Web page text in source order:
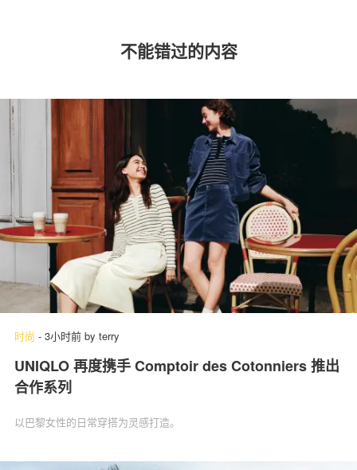
不能错过的内容
时尚 - 3小时前 by terry
UNIQLO 再度携手 Comptoir des Cotonniers 推出
合作系列
以巴黎女性的日常穿搭为灵感打造。